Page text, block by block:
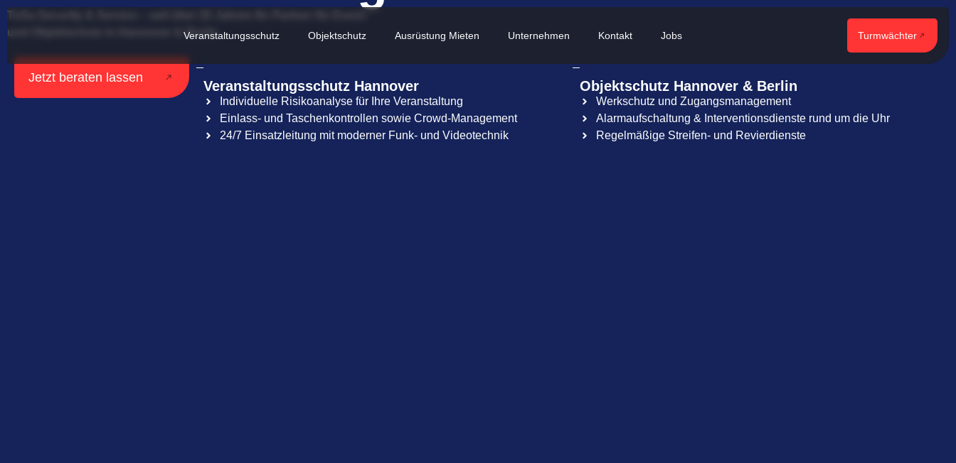
Veranstaltungsschutz Objektschutz Ausrüstung Mieten Unternehmen Kontakt Jobs Turmwächter
ToSa Security & Service – seit über 25 Jahren Ihr Partner für Event‑
und Objektschutz in Hannover & Berlin.
Jetzt beraten lassen
Veranstaltungsschutz Hannover
Individuelle Risikoanalyse für Ihre Veranstaltung
Einlass‑ und Taschenkontrollen sowie Crowd‑Management
24/7 Einsatzleitung mit moderner Funk‑ und Videotechnik
Objektschutz Hannover & Berlin
Werkschutz und Zugangsmanagement
Alarmaufschaltung & Interventionsdienste rund um die Uhr
Regelmäßige Streifen- und Revierdienste